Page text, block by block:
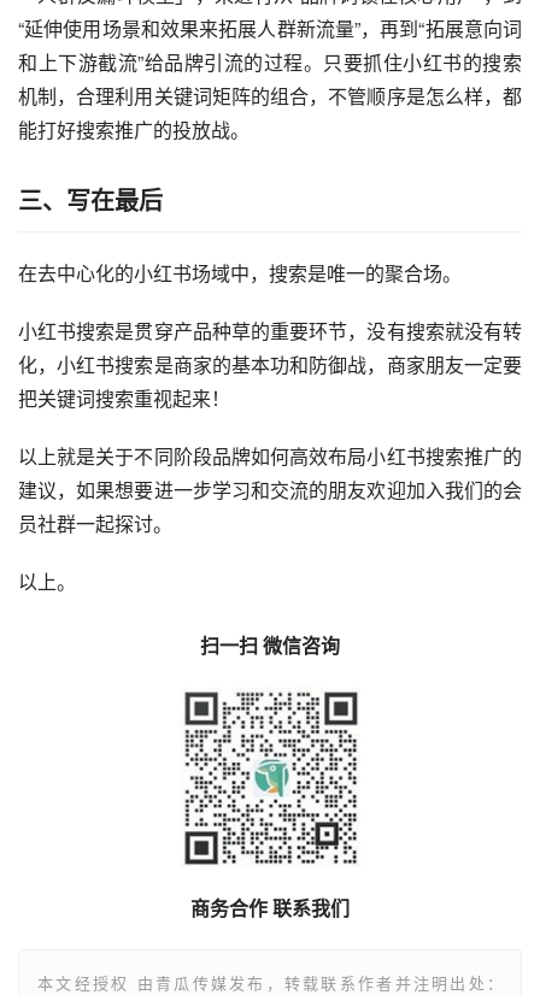
“延伸使用场景和效果来拓展人群新流量”，再到“拓展意向词
和上下游截流”给品牌引流的过程。只要抓住小红书的搜索
机制，合理利用关键词矩阵的组合，不管顺序是怎么样，都
能打好搜索推广的投放战。
三、写在最后
在去中心化的小红书场域中，搜索是唯一的聚合场。
小红书搜索是贯穿产品种草的重要环节，没有搜索就没有转
化，小红书搜索是商家的基本功和防御战，商家朋友一定要
把关键词搜索重视起来！
以上就是关于不同阶段品牌如何高效布局小红书搜索推广的
建议，如果想要进一步学习和交流的朋友欢迎加入我们的会
员社群一起探讨。
以上。
扫一扫 微信咨询
商务合作 联系我们
本文经授权 由青瓜传媒发布，转载联系作者并注明出处：